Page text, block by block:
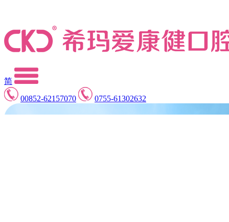
简
00852-62157070
0755-61302632